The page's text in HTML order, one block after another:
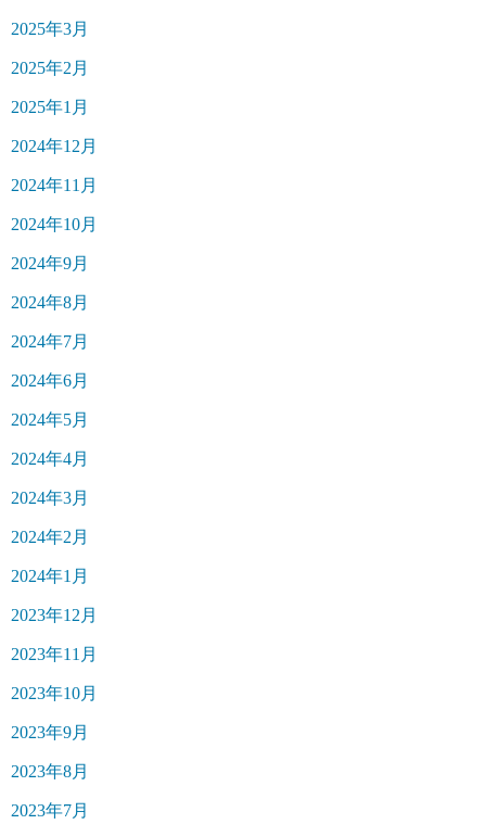
2025年3月
2025年2月
2025年1月
2024年12月
2024年11月
2024年10月
2024年9月
2024年8月
2024年7月
2024年6月
2024年5月
2024年4月
2024年3月
2024年2月
2024年1月
2023年12月
2023年11月
2023年10月
2023年9月
2023年8月
2023年7月